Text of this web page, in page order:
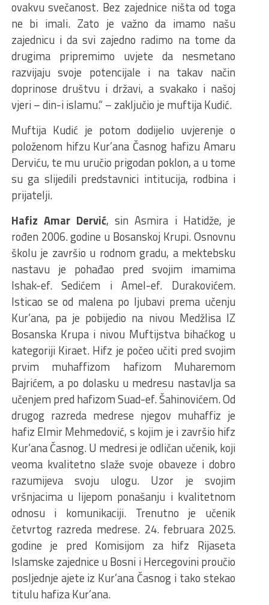
ovakvu svečanost. Bez zajednice ništa od toga
ne bi imali. Zato je važno da imamo našu
zajednicu i da svi zajedno radimo na tome da
drugima pripremimo uvjete da nesmetano
razvijaju svoje potencijale i na takav način
doprinose društvu i državi, a svakako i našoj
vjeri – din-i islamu.“ – zaključio je muftija Kudić.
Muftija Kudić je potom dodijelio uvjerenje o
položenom hifzu Kur’ana Časnog hafizu Amaru
Derviću, te mu uručio prigodan poklon, a u tome
su ga slijedili predstavnici intitucija, rodbina i
prijatelji.
Hafiz Amar Dervić, sin Asmira i Hatidže, je
rođen 2006. godine u Bosanskoj Krupi. Osnovnu
školu je završio u rodnom gradu, a mektebsku
nastavu je pohađao pred svojim imamima
Ishak-ef. Sedićem i Amel-ef. Durakovićem.
Isticao se od malena po ljubavi prema učenju
Kur’ana, pa je pobijedio na nivou Medžlisa IZ
Bosanska Krupa i nivou Muftijstva bihaćkog u
kategoriji Kiraet. Hifz je počeo učiti pred svojim
prvim muhaffizom hafizom Muharemom
Bajrićem, a po dolasku u medresu nastavlja sa
učenjem pred hafizom Suad-ef. Šahinovićem. Od
drugog razreda medrese njegov muhaffiz je
hafiz Elmir Mehmedović, s kojim je i završio hifz
Kur’ana Časnog. U medresi je odličan učenik, koji
veoma kvalitetno slaže svoje obaveze i dobro
razumijeva svoju ulogu. Uzor je svojim
vršnjacima u lijepom ponašanju i kvalitetnom
odnosu i komunikaciji. Trenutno je učenik
četvrtog razreda medrese. 24. februara 2025.
godine je pred Komisijom za hifz Rijaseta
Islamske zajednice u Bosni i Hercegovini proučio
posljednje ajete iz Kur’ana Časnog i tako stekao
titulu hafiza Kur’ana.